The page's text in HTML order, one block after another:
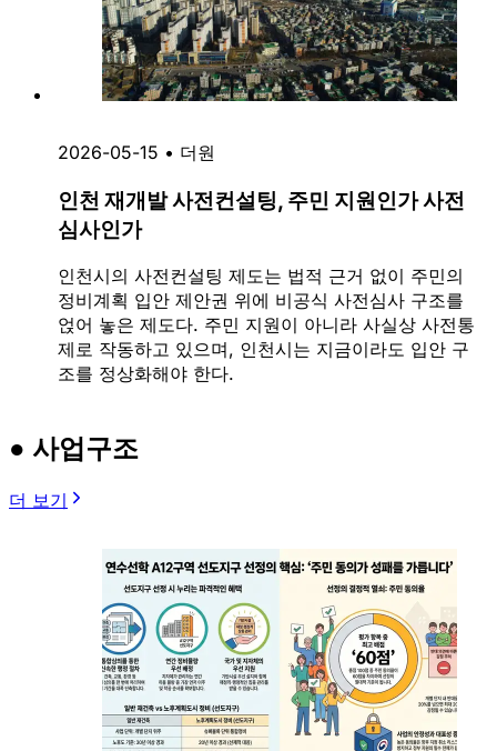
2026-05-15 • 더원
인천 재개발 사전컨설팅, 주민 지원인가 사전
심사인가
인천시의 사전컨설팅 제도는 법적 근거 없이 주민의
정비계획 입안 제안권 위에 비공식 사전심사 구조를
얹어 놓은 제도다. 주민 지원이 아니라 사실상 사전통
제로 작동하고 있으며, 인천시는 지금이라도 입안 구
조를 정상화해야 한다.
● 사업구조
더 보기